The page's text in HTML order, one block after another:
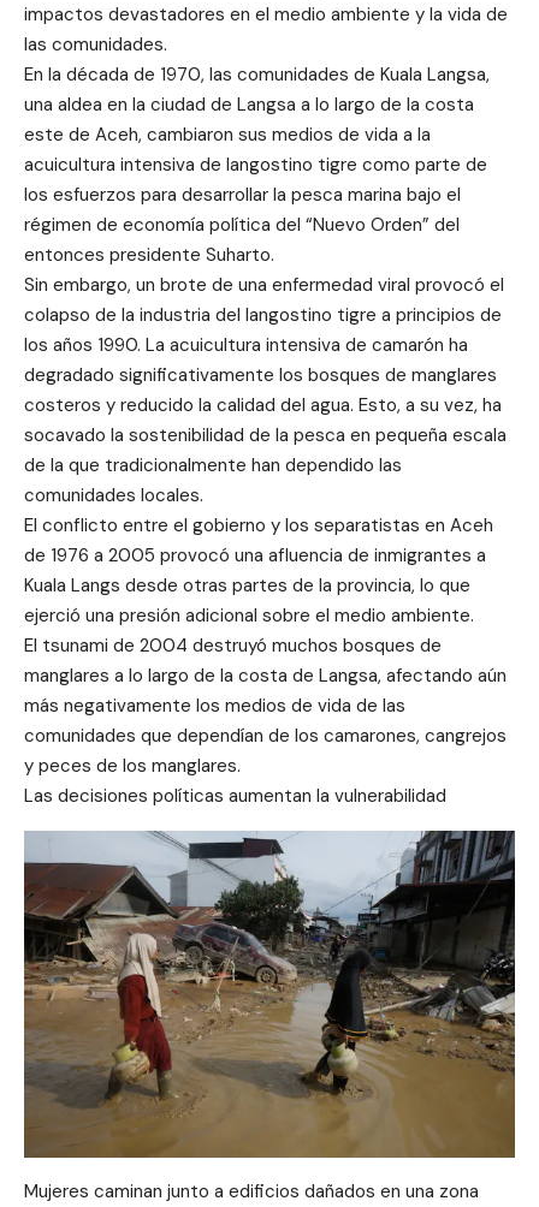
impactos devastadores en el medio ambiente y la vida de
las comunidades.
En la década de 1970, las comunidades de Kuala Langsa,
una aldea en la ciudad de Langsa a lo largo de la costa
este de Aceh, cambiaron sus medios de vida a la
acuicultura intensiva de langostino tigre como parte de
los esfuerzos para desarrollar la pesca marina bajo el
régimen de economía política del “Nuevo Orden” del
entonces presidente Suharto.
Sin embargo, un brote de una enfermedad viral provocó el
colapso de la industria del langostino tigre a principios de
los años 1990. La acuicultura intensiva de camarón ha
degradado significativamente los bosques de manglares
costeros y reducido la calidad del agua. Esto, a su vez, ha
socavado la sostenibilidad de la pesca en pequeña escala
de la que tradicionalmente han dependido las
comunidades locales.
El conflicto entre el gobierno y los separatistas en Aceh
de 1976 a 2005 provocó una afluencia de inmigrantes a
Kuala Langs desde otras partes de la provincia, lo que
ejerció una presión adicional sobre el medio ambiente.
El tsunami de 2004 destruyó muchos bosques de
manglares a lo largo de la costa de Langsa, afectando aún
más negativamente los medios de vida de las
comunidades que dependían de los camarones, cangrejos
y peces de los manglares.
Las decisiones políticas aumentan la vulnerabilidad
Mujeres caminan junto a edificios dañados en una zona